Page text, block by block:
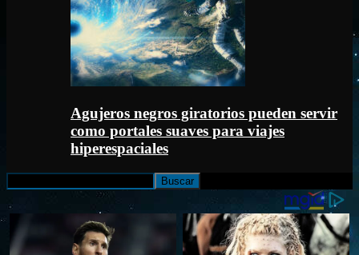
Agujeros negros giratorios pueden servir
como portales suaves para viajes
hiperespaciales